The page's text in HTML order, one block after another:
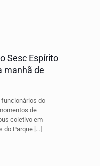
Sesc Espírito
manhã de
do
de
coletivo em
do Parque […]